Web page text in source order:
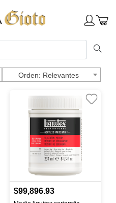
Relevantes
$99,896.93